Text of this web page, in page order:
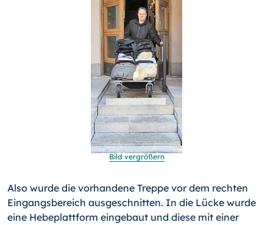
Bild vergrößern
Also wurde die vorhandene Treppe vor dem rechten
Eingangs­bereich ausgeschnitten. In die Lücke wurde
eine Hebeplatt­form eingebaut und diese mit einer